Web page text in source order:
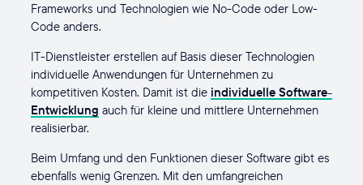
Frameworks und Technologien wie No-Code oder Low-
Code anders.
IT-Dienstleister erstellen auf Basis dieser Technologien
individuelle Anwendungen für Unternehmen zu
kompetitiven Kosten. Damit ist die individuelle Software-
Entwicklung auch für kleine und mittlere Unternehmen
realisierbar.
Beim Umfang und den Funktionen dieser Software gibt es
ebenfalls wenig Grenzen. Mit den umfangreichen